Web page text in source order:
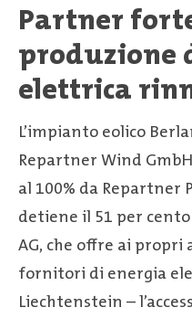
Partner
produzione
elettrica
L’impianto eolico
Repartner Wind
al 100% da Repartner
detiene il 51 per
AG, che offre ai
fornitori di energia
Liechtenstein –